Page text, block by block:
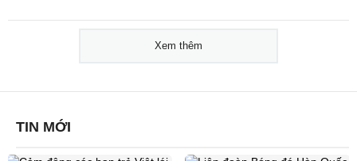
Xem thêm
TIN MỚI